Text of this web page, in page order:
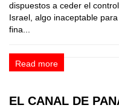
dispuestos a ceder el
Israel, algo inaceptable
fina...
Read more
EL CANAL DE